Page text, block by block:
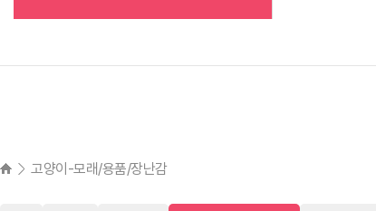
고양이-모래/용품/장난감